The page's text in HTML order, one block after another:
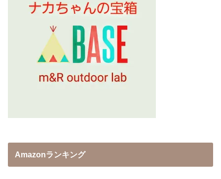
Amazonランキング